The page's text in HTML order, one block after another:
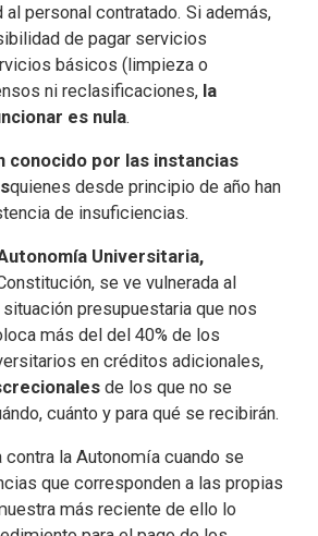
al personal contratado. Si además,
de pagar servicios
básicos (limpieza o
ni reclasificaciones, la
es nula.
conocido por las instancias
quienes desde principio de año han
de insuficiencias.
Universitaria,
se ve vulnerada al
presupuestaria que nos
más del del 40% de los
en créditos adicionales,
de los que no se
cuánto y para qué se recibirán.
contra la Autonomía cuando se
que corresponden a las propias
más reciente de ello lo